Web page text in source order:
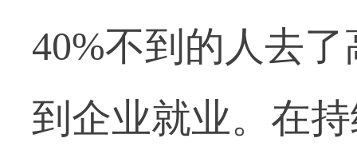
40%不到的人去
到企业就业。在